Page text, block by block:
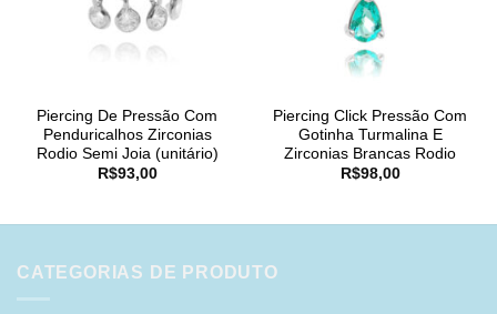
Piercing De Pressão Com
Penduricalhos Zirconias
Rodio Semi Joia (unitário)
R$93,00
Piercing Click Pressão Com
Gotinha Turmalina E
Zirconias Brancas Rodio
R$98,00
CATEGORIAS DE PRODUTO